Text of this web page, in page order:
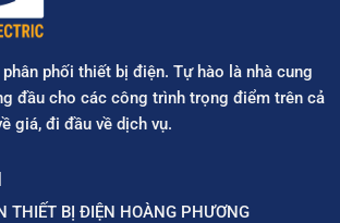
phối thiết bị điện. Tự hào là nhà cung
đầu cho các công trình trọng điểm trên cả
giá, đi đầu về dịch vụ.
THIẾT BỊ ĐIỆN HOÀNG PHƯƠNG